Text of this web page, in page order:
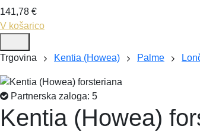
141,78 €
V košarico
Trgovina Kentia (Howea) Palme
Partnerska zaloga: 5
Kentia (Howea)